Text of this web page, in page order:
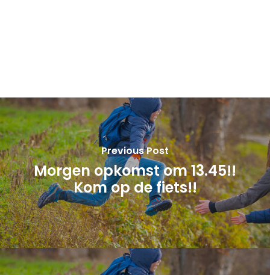
Previous Post
Morgen opkomst om 13.45!!
Kom op de fiets!!